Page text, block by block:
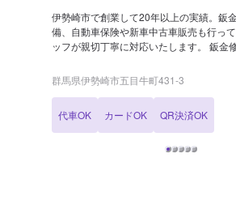
伊勢崎市で創業して20年以上の実績。鈑
備、自動車保険や新車中古車販売も行っ
ッフが親切丁寧に対応いたします。 鈑金
故車両まで幅広く対応可能です。他店で
必要とする高級輸入車の鈑金修理なども
検、中古車販売等も行っております。 ま
車体整備協同組合の理事長も務めており
整備をリードする当店へ、自動車のこと
群馬県伊勢崎市五目牛町431-3
代車OK カードOK QR決済OK